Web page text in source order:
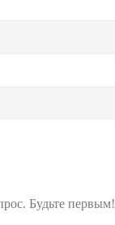
Будьте первым!